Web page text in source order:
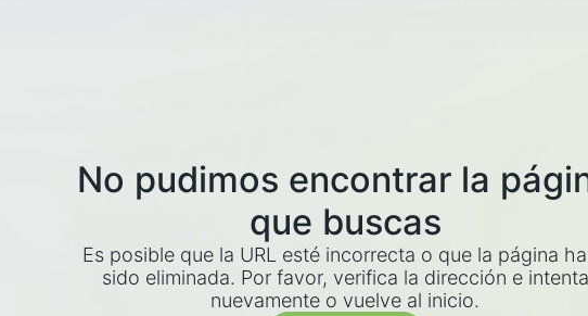
No pudimos encontrar la
que buscas
Es posible que la URL esté incorrecta o que la página
sido eliminada. Por favor, verifica la dirección e intenta
nuevamente o vuelve al inicio.